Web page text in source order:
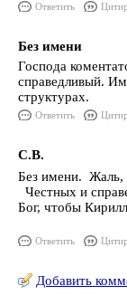
Ответить
Без имени
Господа
справедливый.
структурах.
Ответить
С.В.
Без имени. Жаль,
Честных и
Бог, чтобы
Ответить
Добавить